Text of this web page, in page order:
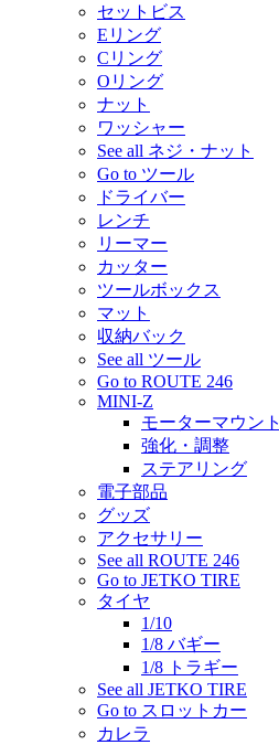
セットビス
Eリング
Cリング
Oリング
ナット
ワッシャー
See all ネジ・ナット
Go to ツール
ドライバー
レンチ
リーマー
カッター
ツールボックス
マット
収納バック
See all ツール
Go to ROUTE 246
MINI-Z
モーターマウント
強化・調整
ステアリング
電子部品
グッズ
アクセサリー
See all ROUTE 246
Go to JETKO TIRE
タイヤ
1/10
1/8 バギー
1/8 トラギー
See all JETKO TIRE
Go to スロットカー
カレラ